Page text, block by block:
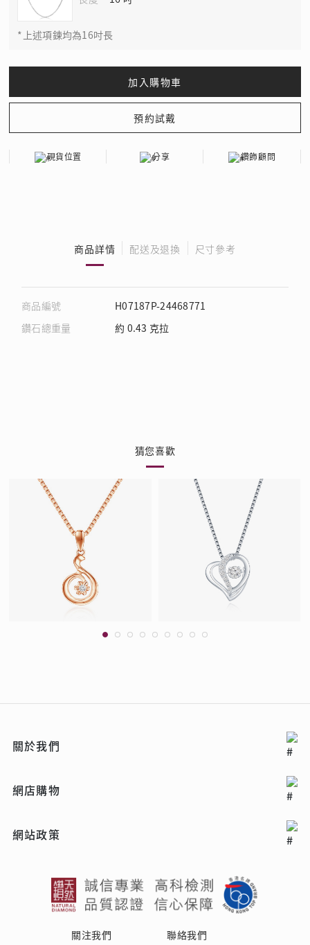
*上述項鍊均為16吋長
現貨位置 分享 鑽飾顧問
商品詳情 配送及退換 尺寸參考
商品編號
H07187P-24468771
鑽石總重量
約 0.43 克拉
猜您喜歡
關於我們
網店購物
網站政策
關注我們 聯絡我們